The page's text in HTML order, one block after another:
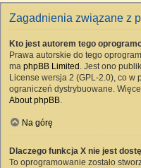
Zagadnienia związane z
Kto jest autorem tego
Prawa autorskie do tego
ma phpBB Limited . Jest ono
License wersja 2 (GPL-2.0), co w
ograniczeń dystrybuowane.
About phpBB.
Na górę
Dlaczego funkcja X nie jest
To oprogramowanie zostało